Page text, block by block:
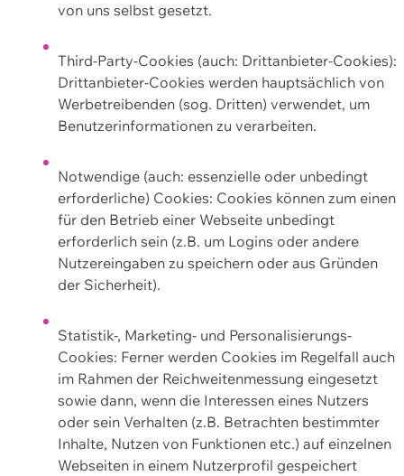
von uns selbst gesetzt.
Third-Party-Cookies (auch: Drittanbieter-Cookies):
Drittanbieter-Cookies werden hauptsächlich von
Werbetreibenden (sog. Dritten) verwendet, um
Benutzerinformationen zu verarbeiten.
Notwendige (auch: essenzielle oder unbedingt
erforderliche) Cookies: Cookies können zum einen
für den Betrieb einer Webseite unbedingt
erforderlich sein (z.B. um Logins oder andere
Nutzereingaben zu speichern oder aus Gründen
der Sicherheit).
Statistik-, Marketing- und Personalisierungs-
Cookies: Ferner werden Cookies im Regelfall auch
im Rahmen der Reichweitenmessung eingesetzt
sowie dann, wenn die Interessen eines Nutzers
oder sein Verhalten (z.B. Betrachten bestimmter
Inhalte, Nutzen von Funktionen etc.) auf einzelnen
Webseiten in einem Nutzerprofil gespeichert